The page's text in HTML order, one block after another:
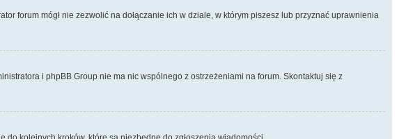
forum mógł nie zezwolić na dołączanie ich w dziale, w którym piszesz lub przyznać uprawnienia
i phpBB Group nie ma nic wspólnego z ostrzeżeniami na forum. Skontaktuj się z